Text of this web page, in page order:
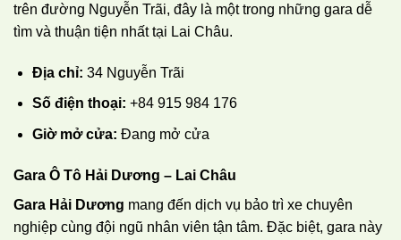
trên đường Nguyễn Trãi, đây là một trong những gara dễ
tìm và thuận tiện nhất tại Lai Châu.
Địa chỉ: 34 Nguyễn Trãi
Số điện thoại: +84 915 984 176
Giờ mở cửa: Đang mở cửa
Gara Ô Tô Hải Dương – Lai Châu
Gara Hải Dương mang đến dịch vụ bảo trì xe chuyên
nghiệp cùng đội ngũ nhân viên tận tâm. Đặc biệt, gara này